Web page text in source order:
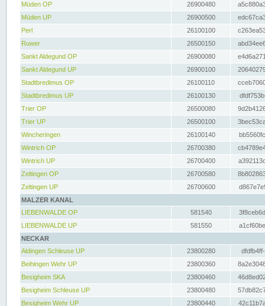
Müden OP
26900480
Müden UP
26900500
Perl
26100100
Ruwer
26500150
Sankt Aldegund OP
26900080
Sankt Aldegund UP
26900100
Stadtbredimus OP
26100110
Stadtbredimus UP
26100130
Trier OP
26500080
Trier UP
26500100
Wincheringen
26100140
Wintrich OP
26700380
Wintrich UP
26700400
Zeltingen OP
26700580
Zeltingen UP
26700600
MALZER KANAL
LIEBENWALDE OP
581540
LIEBENWALDE UP
581550
NECKAR
Aldingen Schleuse UP
23800280
Beihingen Wehr UP
23800360
Besigheim SKA
23800460
Besigheim Schleuse UP
23800480
Besigheim Wehr UP
23800440